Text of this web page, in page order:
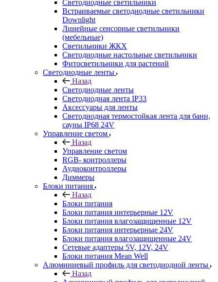
Светодиодные светильники
Встраиваемые светодиодные светильники
Downlight
Линейные сенсорные светильники
(мебельные)
Светильники ЖКХ
Светодиодные настольные светильники
Фитосветильники для растений
Светодиодные ленты
Назад
Светодиодные ленты
Светодиодная лента IP33
Аксессуары для ленты
Светодиодная термостойкая лента для бани,
сауны IP68 24V
Управление светом
Назад
Управление светом
RGB- контроллеры
Аудиоконтроллеры
Диммеры
Блоки питания
Назад
Блоки питания
Блоки питания интерьерные 12V
Блоки питания влагозащищенные 12V
Блоки питания интерьерные 24V
Блоки питания влагозащищенные 24V
Сетевые адаптеры 5V, 12V, 24V
Блоки питания Mean Well
Алюминиевый профиль для светодиодной ленты
Назад